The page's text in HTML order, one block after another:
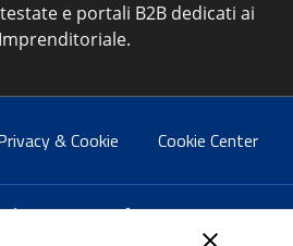
e portali B2B dedicati ai
& Cookie Cookie Center
06 684251 - fax. 06 68425433